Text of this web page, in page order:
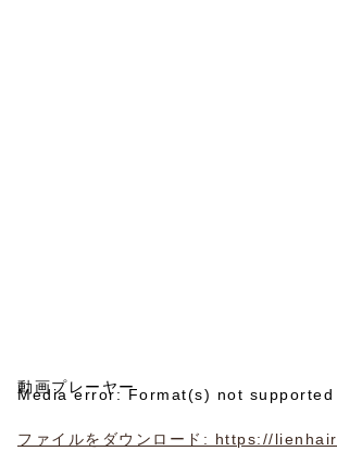
Media error: Format(s) not
ファイルをダウンロード: https://
動画プレーヤー